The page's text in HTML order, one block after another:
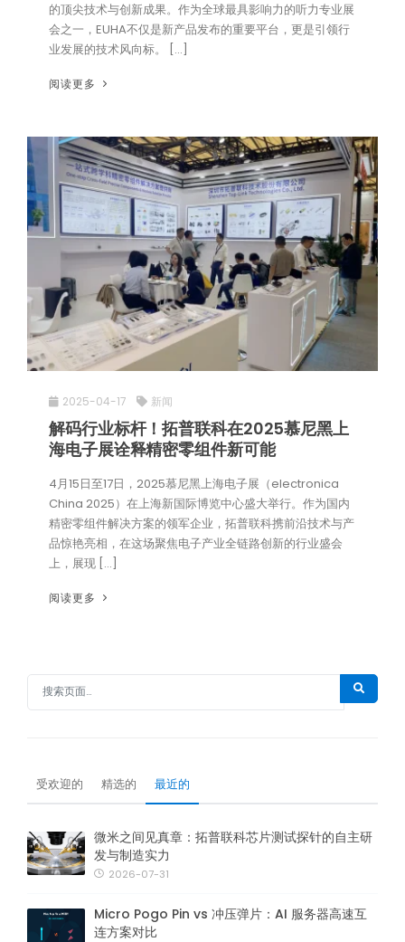
的顶尖技术与创新成果。作为全球最具影响力的听力专业展
会之一，EUHA不仅是新产品发布的重要平台，更是引领行
业发展的技术风向标。 […]
阅读更多
2025-04-17 新闻
解码行业标杆！拓普联科在2025慕尼黑上
海电子展诠释精密零组件新可能
4月15日至17日，2025慕尼黑上海电子展（electronica
China 2025）在上海新国际博览中心盛大举行。作为国内
精密零组件解决方案的领军企业，拓普联科携前沿技术与产
品惊艳亮相，在这场聚焦电子产业全链路创新的行业盛会
上，展现 […]
阅读更多
受欢迎的 精选的 最近的
微米之间见真章：拓普联科芯片测试探针的自主研
发与制造实力
2026-07-31
Micro Pogo Pin vs 冲压弹片：AI 服务器高速互
连方案对比